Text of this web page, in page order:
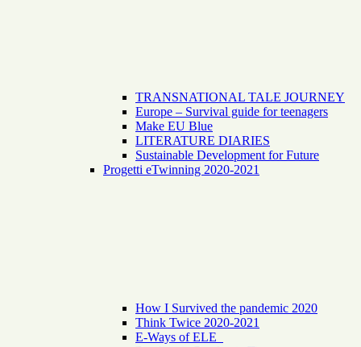
TRANSNATIONAL TALE JOURNEY
Europe – Survival guide for teenagers
Make EU Blue
LITERATURE DIARIES
Sustainable Development for Future
Progetti eTwinning 2020-2021
How I Survived the pandemic 2020
Think Twice 2020-2021
E-Ways of ELE